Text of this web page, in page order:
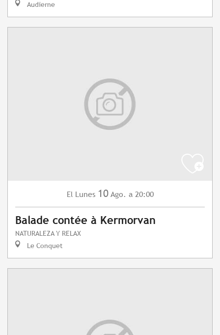
Audierne
El Lunes 10 Ago. a 20:00
Balade contée à Kermorvan
NATURALEZA Y RELAX
Le Conquet